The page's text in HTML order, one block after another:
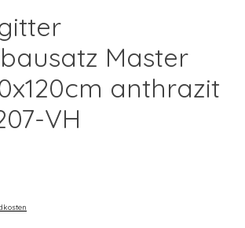
Master
anthrazit
VH